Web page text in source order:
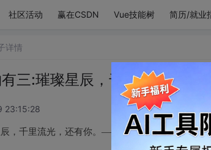
社区活动 赢在CSDN Vue技能树 简历/就业
详情
三:璀璨星辰，千里流光，还
23:15:28
，千里流光，还有你。——by囿圉团囝